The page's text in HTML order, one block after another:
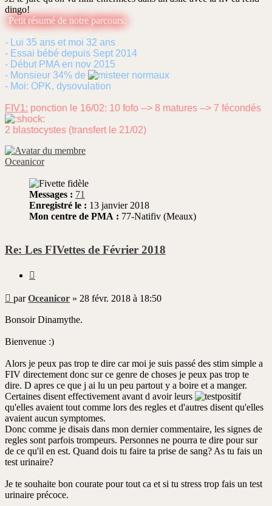
dingo!
Petit résumé de notre parcours:
- Lui 35 ans et moi 32 ans
- Essai bébé depuis Sept 2014
- Début PMA en nov 2015
- Monsieur 34% de
normaux
- Moi: OPK, dysovulation
FIV1: ponction le 16/02: 10 fofo --> 8 matures --> 7 fécondés
2 blastocystes (transfert le 21/02)
Oceanicor
Messages : 71
Enregistré le : 13 janvier 2018
Mon centre de PMA : 77-Natifiv (Meaux)
Re: Les FIVettes de Février 2018
Message
non
lu
parOceanicor » 28 févr. 2018 à 18:50
Bonsoir Dinamythe.
Bienvenue :)
Alors je peux pas trop te dire car moi je suis passé des stim simple a
FIV directement donc sur ce genre de choses je peux pas trop te
dire. D apres ce que j ai lu un peu partout y a boire et a manger.
Certaines disent effectivement avant d avoir leurs
qu'elles avaient tout comme lors des regles et d'autres disent qu'elles
avaient aucun symptomes.
Donc comme je disais dans mon dernier commentaire, les signes de
regles sont parfois trompeurs. Personnes ne pourra te dire pour sur
de ce qu'il en est. Quand dois tu faire ta prise de sang? As tu fais un
test urinaire?
Je te souhaite bon courate pour tout ca et si tu stress trop fais un test
urinaire précoce.